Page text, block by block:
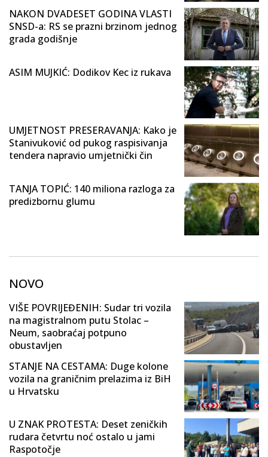
NAKON DVADESET GODINA VLASTI
SNSD-a: RS se prazni brzinom jednog
grada godišnje
ASIM MUJKIĆ: Dodikov Kec iz rukava
UMJETNOST PRESERAVANJA: Kako je
Stanivuković od pukog raspisivanja
tendera napravio umjetnički čin
TANJA TOPIĆ: 140 miliona razloga za
predizbornu glumu
NOVO
VIŠE POVRIJEĐENIH: Sudar tri vozila
na magistralnom putu Stolac –
Neum, saobraćaj potpuno
obustavljen
STANJE NA CESTAMA: Duge kolone
vozila na graničnim prelazima iz BiH
u Hrvatsku
U ZNAK PROTESTA: Deset zeničkih
rudara četvrtu noć ostalo u jami
Raspotočje